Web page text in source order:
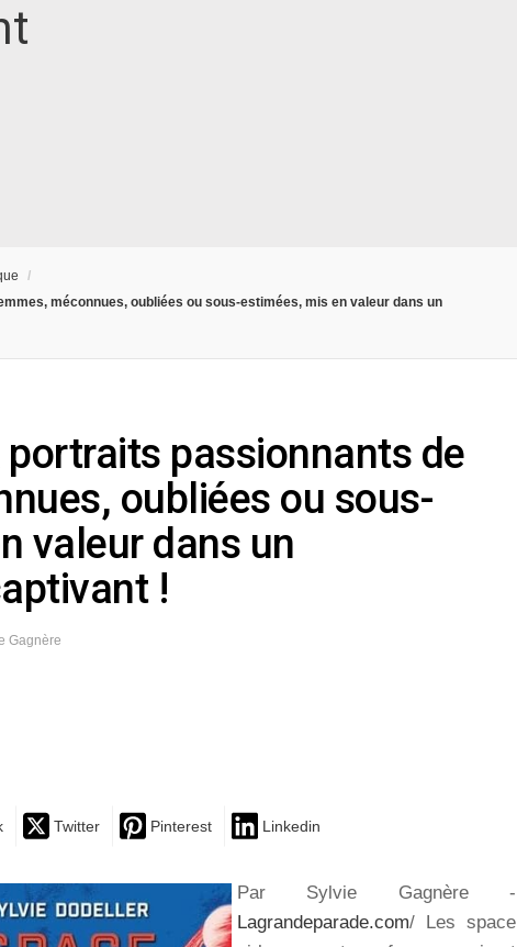
/
méconnues, oubliées ou sous-estimées, mis en valeur dans un
portraits passionnants de
oubliées ou sous-
valeur dans un
!
Gagnère
Twitter Pinterest Linkedin
Par Sylvie Gagnère -
Lagrandeparade.com/ Les space